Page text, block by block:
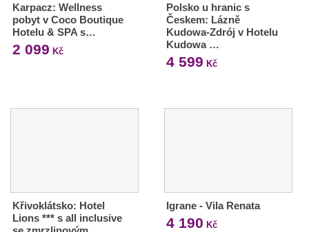
Karpacz: Wellness
pobyt v Coco Boutique
Hotelu & SPA s…
2 099 Kč
Polsko u hranic s
Českem: Lázně
Kudowa-Zdrój v Hotelu
Kudowa …
4 599 Kč
Křivoklátsko: Hotel
Lions *** s all inclusive
Igrane - Vila Renata
4 190 Kč